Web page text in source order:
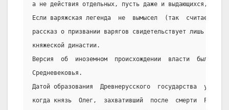
а не действия отдельных, пусть даже и выдающихся,
Если варяжская легенда  не  вымысел  (так  считает
рассказ о призвании варягов свидетельствует лишь о
княжеской династии.
Версия  об  иноземном  происхождении  власти  была
Средневековья.
Датой образования  Древнерусского  государства
когда князь  Олег,  захвативший  после  смерти